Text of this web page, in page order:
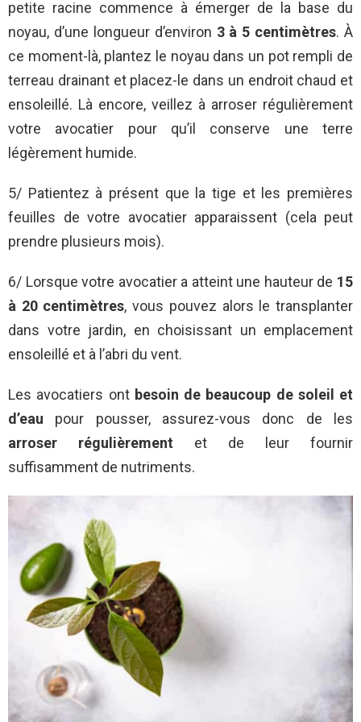
petite racine commence à émerger de la base du
noyau, d’une longueur d’environ 3 à 5 centimètres. À
ce moment-là, plantez le noyau dans un pot rempli de
terreau drainant et placez-le dans un endroit chaud et
ensoleillé. Là encore, veillez à arroser régulièrement
votre avocatier pour qu’il conserve une terre
légèrement humide.
5/ Patientez à présent que la tige et les premières
feuilles de votre avocatier apparaissent (cela peut
prendre plusieurs mois).
6/ Lorsque votre avocatier a atteint une hauteur de 15
à 20 centimètres, vous pouvez alors le transplanter
dans votre jardin, en choisissant un emplacement
ensoleillé et à l’abri du vent.
Les avocatiers ont besoin de beaucoup de soleil et
d’eau pour pousser, assurez-vous donc de les
arroser régulièrement et de leur fournir
suffisamment de nutriments.